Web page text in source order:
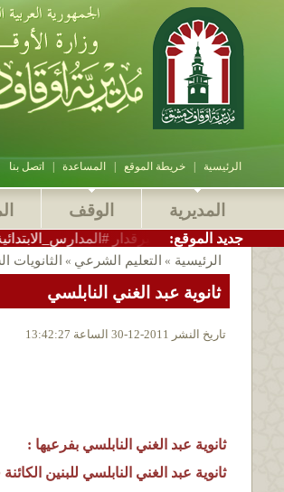
الرئيسية |خريطة الموقع المساعدة اتصل بنا
المديرية الوقف
سامر بيرقدار
:جديد الموقع
الرئيسية » التعليم الشرعي » الثانويات
ثانوية عبد الغني النابلسي
تاريخ النشر 2011-12-30 الساعة 13:42:27
ثانوية عبد الغني النابلسي بفرعيها :
ثانوية عبد الغني النابلسي للبنين